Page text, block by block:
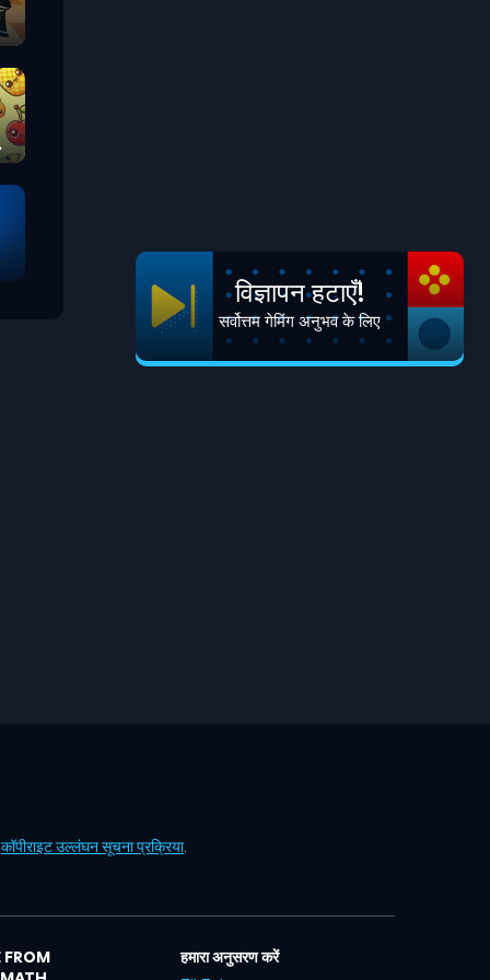
विज्ञापन हटाएँ!
सर्वोत्तम गेमिंग अनुभव के लिए
कॉपीराइट उल्लंघन सूचना प्रक्रिया.
FROM
हमारा अनुसरण करें